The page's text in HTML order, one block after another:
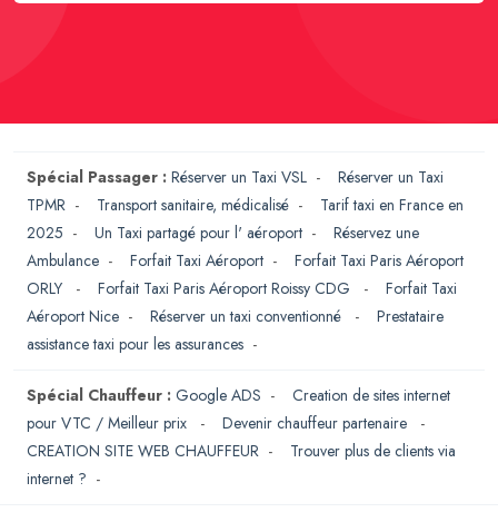
Spécial Passager : Réserver un Taxi VSL - Réserver un Taxi
TPMR - Transport sanitaire, médicalisé - Tarif taxi en France en
2025 - Un Taxi partagé pour l' aéroport - Réservez une
Ambulance - Forfait Taxi Aéroport - Forfait Taxi Paris Aéroport
ORLY
- Forfait Taxi Paris Aéroport Roissy CDG - Forfait Taxi
Aéroport Nice - Réserver un taxi conventionné - Prestataire
assistance taxi pour les assurances -
Spécial Chauffeur : Google ADS - Creation de sites internet
pour VTC / Meilleur prix
- Devenir chauffeur partenaire
-
CREATION SITE WEB CHAUFFEUR - Trouver plus de clients via
internet ? -